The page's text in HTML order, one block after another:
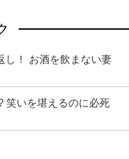
し！ お酒を飲まない妻
笑いを堪えるのに必死